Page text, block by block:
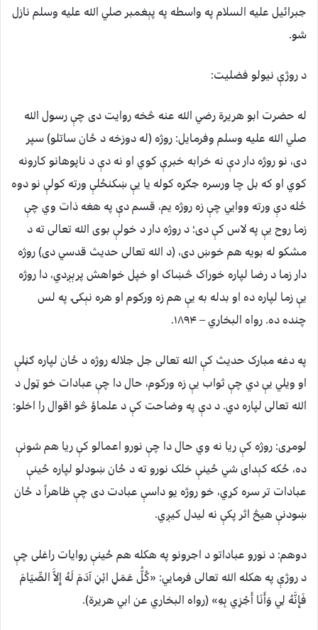
جبرائيل علیه السلام په واسطه په پېغمبر صلي الله عليه وسلم نازل
شو.
د روژې نيولو فضليت:
له حضرت ابو هريرة رضي الله عنه څخه روايت دی چې رسول الله
صلي الله عليه وسلم وفرمايل: روژه (له دوزخه د ځان ساتلو) سپر
دی، نو روژه دار دې نه خرابه خبرې کوي او نه دې د ناپوهانو کارونه
کوي او که بل چا ورسره جګړه کوله يا يې ښکنځلې ورته کولې نو دوه
ځله دې ورته ووايي چې زه روژه يم، قسم دې په هغه ذات وي چې
زما روح يې په لاس کې دی؛ د روژه دار د خولې بوی الله تعالی ته د
مشکو له بويه هم خوښ دی، (د الله تعالی حديث قدسي دی) روژه
دار زما د رضا لپاره خوراک څښاک او خپل خواهش پرېږدي، دا روژه
يې زما لپاره ده او بدله به يې هم زه ورکوم او هره نېکۍ په لس
چنده ده. رواه البخاري – ۱۸۹۴.
په دغه مبارک حديث کې الله تعالی جل جلاله روژه د ځان لپاره ګڼلې
او ويلي يې دي چې ثواب يې زه ورکوم، حال دا چې عبادات خو ټول د
الله تعالی لپاره دي. د دې په وضاحت کې د علماؤ څو اقوال را اخلو:
لومړی: روژه کې ريا نه وي حال دا چې نورو اعمالو کې ريا هم شونې
ده، ځکه کېدای شي ځينې خلک نورو ته د ځان ښودلو لپاره ځينې
عبادات تر سره کړي، خو روژه يو داسې عبادت دی چې ظاهراً د ځان
ښودنې هيڅ اثر پکې نه ليدل کيږي.
دوهم: د نورو عباداتو د اجرونو په هکله هم ځينې روايات راغلی چې
د روژې په هکله الله تعالی فرمايي: «كُلُّ عَمَلِ ابْنِ آدَمَ لَهُ إِلاَّ الصِّيَامَ
فَإِنَّهُ لِي وَأَنَا أَجْزِي بِهِ» (رواه البخاري عن ابي هريرة).